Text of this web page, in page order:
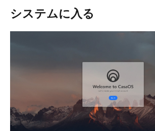
システムに入る